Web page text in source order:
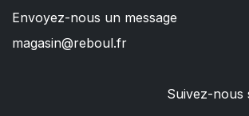
Envoyez-nous un message
magasin@reboul.fr
Suivez-nous